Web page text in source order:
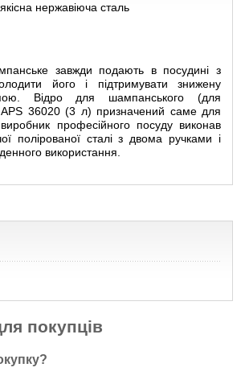
нержавіюча сталь
завжди подають в посудині з
його і підтримувати знижену
Відро для шампанського (для
36020 (3 л) призначений саме для
професійного посуду виконав
полірованої сталі з двома ручками і
використання.
покупців